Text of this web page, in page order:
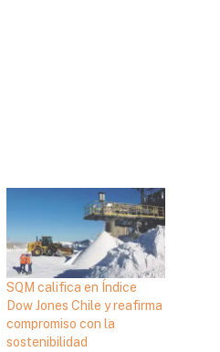
SQM califica en Índice
Dow Jones Chile y reafirma
compromiso con la
sostenibilidad